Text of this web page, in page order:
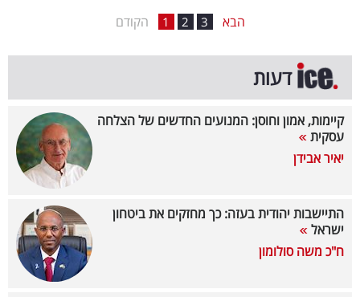
המילון
הכלכלי
פודקאסט
40
הקודם 1 2 3 הבא
דעות
קיימות, אמון וחוסן: המנועים החדשים של הצלחה
עסקית
יאיר אבידן
התיישבות יהודית בעזה: כך מחזקים את ביטחון
ישראל
ח"כ משה סולומון